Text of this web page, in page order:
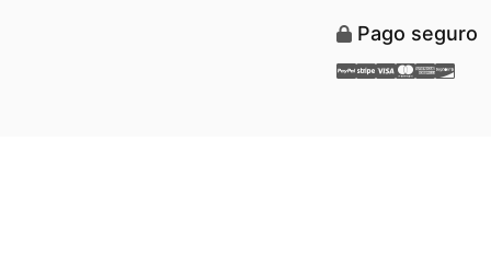
Pago seguro
Paypal
Stripe
Visa